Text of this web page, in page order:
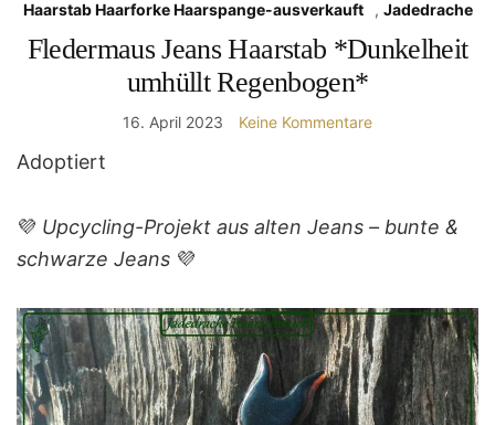
Haarstab Haarforke Haarspange-ausverkauft , Jadedrache
Fledermaus Jeans Haarstab *Dunkelheit
umhüllt Regenbogen*
16. April 2023 Keine Kommentare
Adoptiert
💜 Upcycling-Projekt aus alten Jeans – bunte &
schwarze Jeans 💜